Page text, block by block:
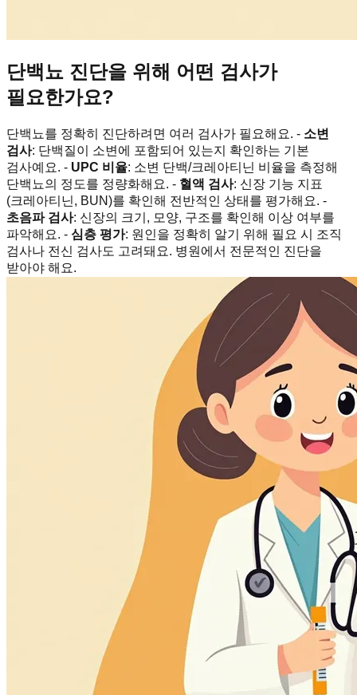
단백뇨 진단을 위해 어떤 검사가
필요한가요?
단백뇨를 정확히 진단하려면 여러 검사가 필요해요. - 소변
검사: 단백질이 소변에 포함되어 있는지 확인하는 기본
검사예요. - UPC 비율: 소변 단백/크레아티닌 비율을 측정해
단백뇨의 정도를 정량화해요. - 혈액 검사: 신장 기능 지표
(크레아티닌, BUN)를 확인해 전반적인 상태를 평가해요. -
초음파 검사: 신장의 크기, 모양, 구조를 확인해 이상 여부를
파악해요. - 심층 평가: 원인을 정확히 알기 위해 필요 시 조직
검사나 전신 검사도 고려돼요. 병원에서 전문적인 진단을
받아야 해요.